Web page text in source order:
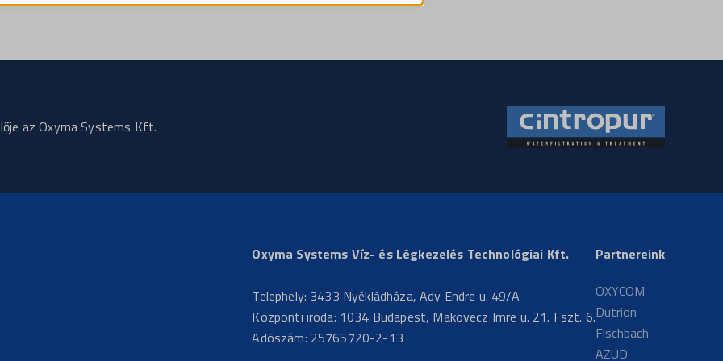
az Oxyma Systems Kft.
Oxyma Systems Víz- és Légkezelés Technológiai Kft.
Telephely: 3433 Nyékládháza, Ady Endre u. 49/A
Központi iroda: 1034 Budapest, Makovecz Imre u. 21. Fszt. 6.
Adószám: 25765720-2-13
Partnereink
OXYCOM
Dutrion
Fischbach
AZUD
*